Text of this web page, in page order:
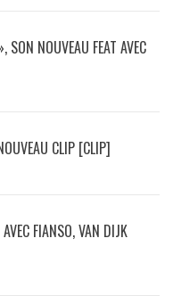
NOUVEAU FEAT AVEC
CLIP [CLIP]
FIANSO, VAN DIJK